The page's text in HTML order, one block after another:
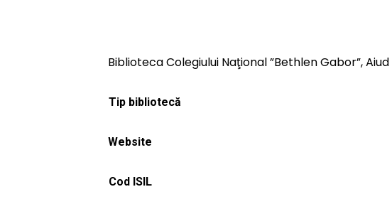
Biblioteca Colegiului Naţional ”Bethlen Gabor”, Aiud
Tip bibliotecă
Website
Cod ISIL